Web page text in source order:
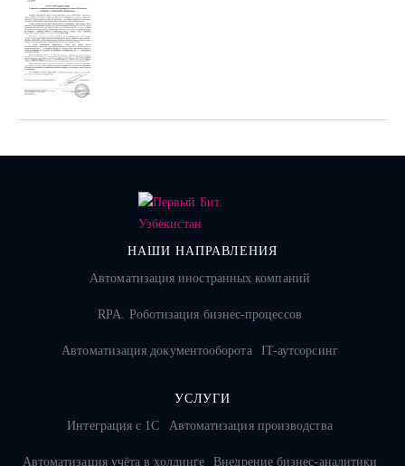
НАШИ НАПРАВЛЕНИЯ
Автоматизация иностранных компаний
RPA. Роботизация бизнес-процессов
Автоматизация документооборота IT-аутсорсинг
УСЛУГИ
Интеграция с 1С
Автоматизация производства
Автоматизация учёта в холдинге Внедрение бизнес-аналитики